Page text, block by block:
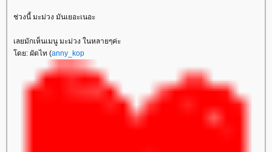
ช่วงนี้ มะม่วง มันเยอะเนอะ
เลยมักเห็นเมนู มะม่วง ในหลายๆค่ะ
ดย: ผัดไท (anny_kop